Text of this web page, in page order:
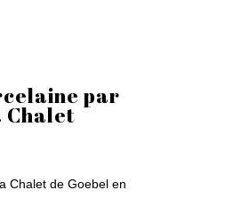
par
Chalet
Chalet de Goebel en